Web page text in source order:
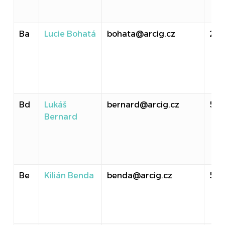
Ba Lucie Bohatá bohata@arcig.cz
Bd
Lukáš
Bernard
bernard@arcig.cz 513
Be Kilián Benda benda@arcig.cz 513